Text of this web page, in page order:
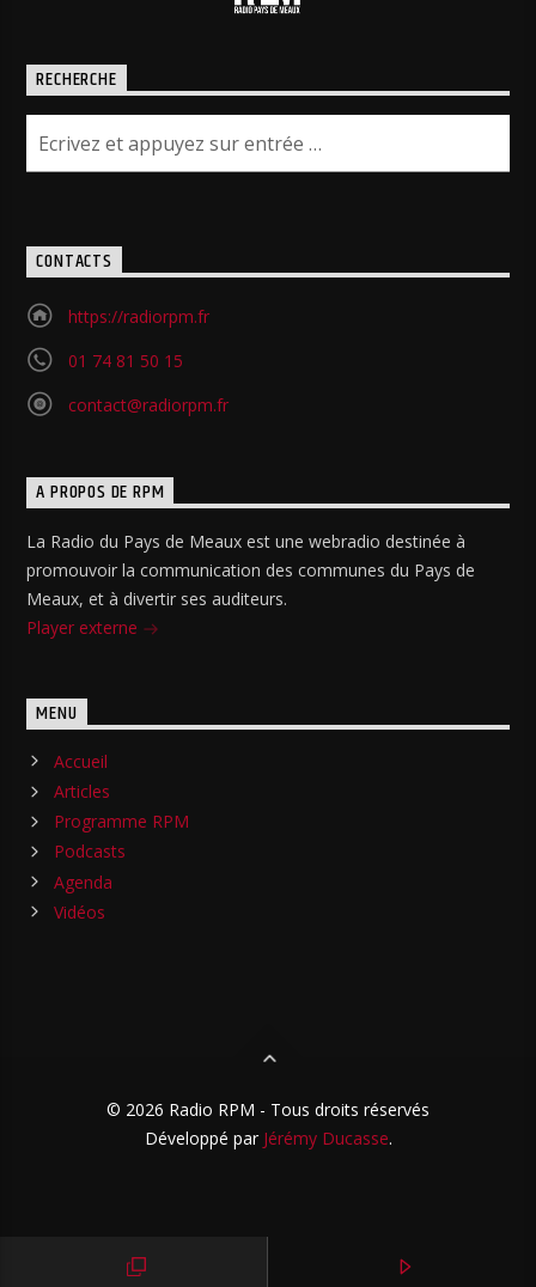
RECHERCHE
CONTACTS
https://radiorpm.fr
01 74 81 50 15
contact@radiorpm.fr
A PROPOS DE RPM
La Radio du Pays de Meaux est une webradio destinée à
promouvoir la communication des communes du Pays de
Meaux, et à divertir ses auditeurs.
Player externe
MENU
Accueil
Articles
Programme RPM
Podcasts
Agenda
Vidéos
© 2026 Radio RPM - Tous droits réservés
Développé parJérémy Ducasse.